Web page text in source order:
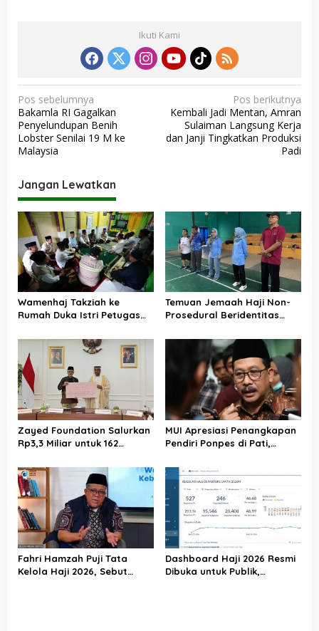
Ikuti Kami
N
a
v
i
g
a
s
i
p
o
s
Pos sebelumnya
Bakamla RI Gagalkan
Penyelundupan Benih
Lobster Senilai 19 M ke
Malaysia
Pos berikutnya
Kembali Jadi Mentan, Amran
Sulaiman Langsung Kerja
dan Janji Tingkatkan Produksi
Padi
Jangan Lewatkan
Wamenhaj Takziah ke
Rumah Duka Istri Petugas
Penghormatan atas
Amanah yang Tetap
Ditunaikan
Temuan Jemaah Haji Non-
Prosedural Beridentitas
Kami Tunggu Arahan Pusat
Zayed Foundation Salurkan
Rp3,3 Miliar untuk 162
Perkuat Kerja Sama Haji RI–
UEA
MUI Apresiasi Penangkapan
Pendiri Ponpes di Pati,
bagi Perusak Akhlak
Pesantren
Fahri Hamzah Puji Tata
Kelola Haji 2026, Sebut
Dashboard Haji 2026 Resmi
Dibuka untuk Publik,